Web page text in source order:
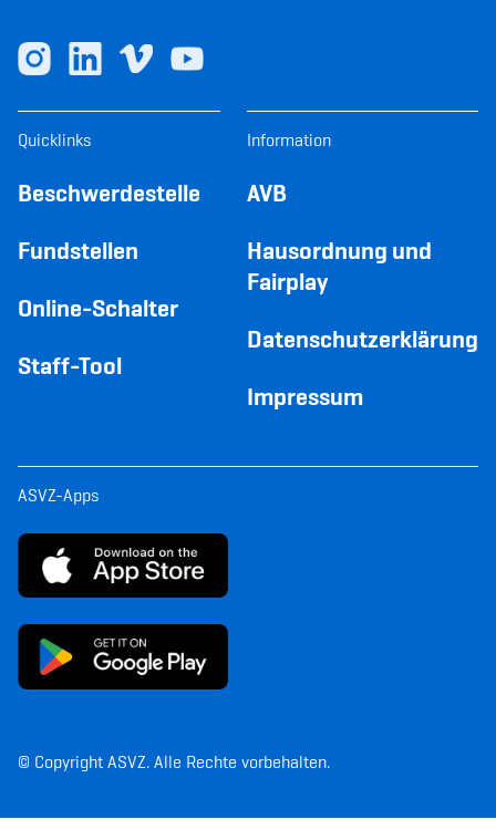
Quicklinks
Beschwerdestelle
Fundstellen
Online-Schalter
Staff-Tool
Information
AVB
Hausordnung und
Fairplay
Datenschutzerklärung
Impressum
ASVZ-Apps
© Copyright ASVZ. Alle Rechte vorbehalten.